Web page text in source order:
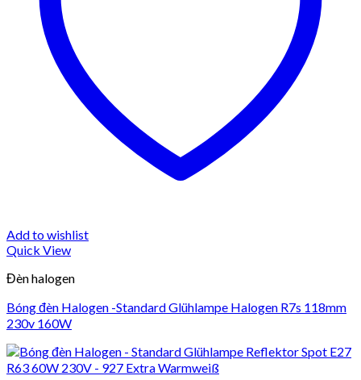
Add to wishlist
Quick View
Đèn halogen
Bóng đèn Halogen -Standard Glühlampe Halogen R7s 118mm
230v 160W